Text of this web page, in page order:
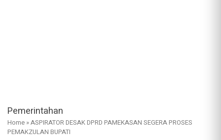
Pemerintahan
Home »ASPIRATOR DESAK DPRD PAMEKASAN SEGERA PROSES
PEMAKZULAN BUPATI